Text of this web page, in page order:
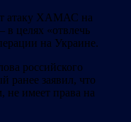
атаку ХАМАС на
целях «отвлечь
на Украине.
российского
ранее заявил, что
не имеет права на